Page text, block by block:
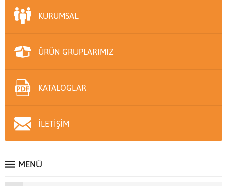
KURUMSAL
ÜRÜN GRUPLARIMIZ
KATALOGLAR
İLETİŞİM
MENÜ